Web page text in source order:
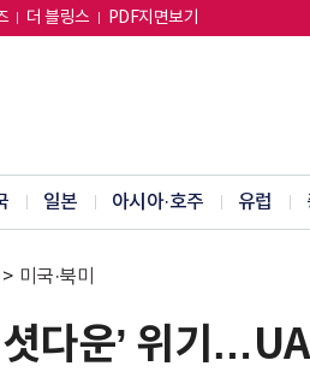
더 블링스 PDF지면보기
일본 아시아·호주 유럽
> 미국·북미
셧다운’ 위기